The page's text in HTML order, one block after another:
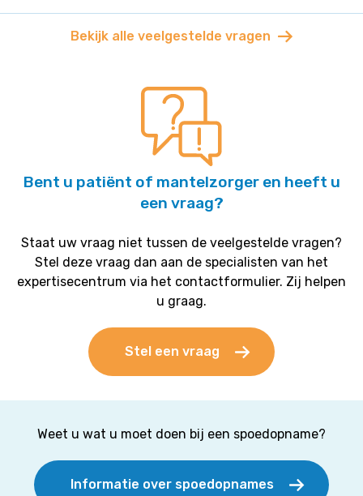
Bekijk alle veelgestelde vragen
Bent u patiënt of mantelzorger en heeft u
een vraag?
Staat uw vraag niet tussen de veelgestelde vragen?
Stel deze vraag dan aan de specialisten van het
expertisecentrum via het contactformulier. Zij helpen
u graag.
Stel een vraag
Weet u wat u moet doen bij een spoedopname?
Informatie over spoedopnames